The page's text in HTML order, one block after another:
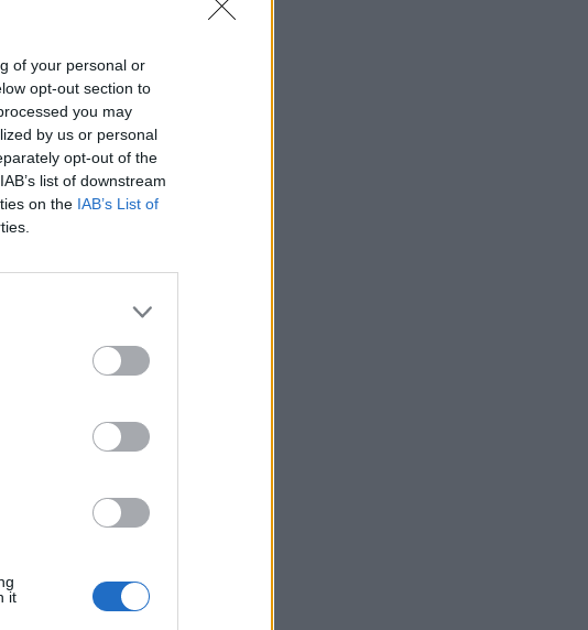
of your personal or
opt-out section to
you may
by us or personal
opt-out of the
list of downstream
on the IAB’s List of
it
2.500.000.